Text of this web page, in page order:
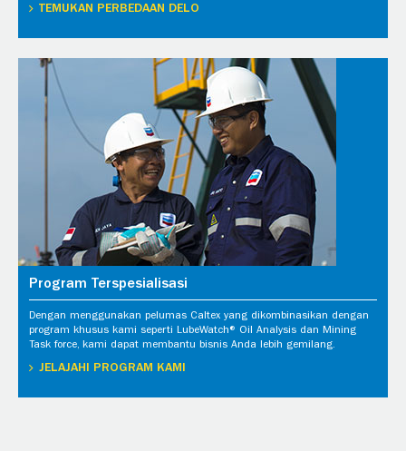
TEMUKAN PERBEDAAN DELO
Program Terspesialisasi
Dengan menggunakan pelumas Caltex yang dikombinasikan dengan
program khusus kami seperti LubeWatch® Oil Analysis dan Mining
Task force, kami dapat membantu bisnis Anda lebih gemilang.
JELAJAHI PROGRAM KAMI